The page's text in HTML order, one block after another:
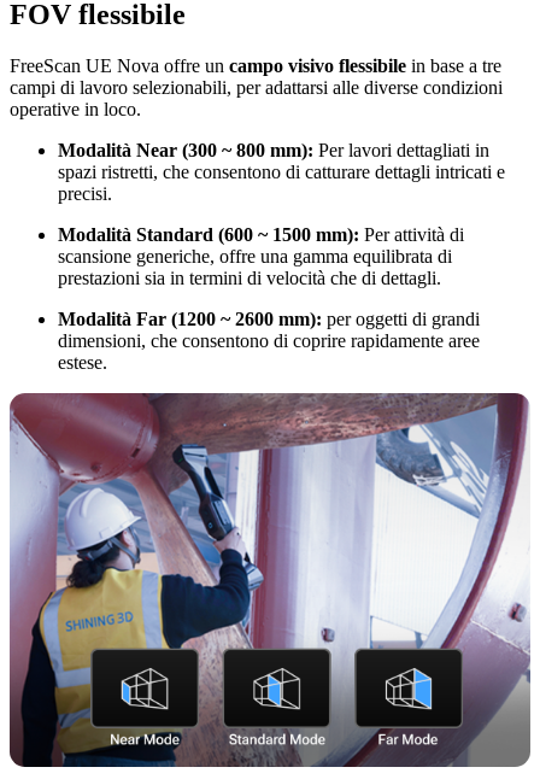
FOV flessibile
FreeScan UE Nova offre un campo visivo flessibile in base a tre
campi di lavoro selezionabili, per adattarsi alle diverse condizioni
operative in loco.
Modalità Near (300 ~ 800 mm): Per lavori dettagliati in
spazi ristretti, che consentono di catturare dettagli intricati e
precisi.
Modalità Standard (600 ~ 1500 mm): Per attività di
scansione generiche, offre una gamma equilibrata di
prestazioni sia in termini di velocità che di dettagli.
Modalità Far (1200 ~ 2600 mm): per oggetti di grandi
dimensioni, che consentono di coprire rapidamente aree
estese.